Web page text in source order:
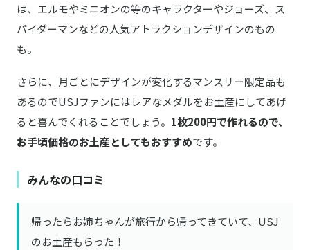
は、エルモやミニオンの等のキャラクターやジョーズ、ス
パイダーマンなどの人気アトラクションデザインのもの
も。
さらに、月ごとにデザインが変化するマンスリー限定品も
あるのでUSJファンにはレアなメダルをお土産にしてあげ
ると喜んでくれることでしょう。 1枚200円で作れるので、
お手頃価格のお土産としてもおすすめです。
みんなの口コミ
帰ったらお姉ちゃんが旅行から帰ってきていて、USJ
のお土産もらった！